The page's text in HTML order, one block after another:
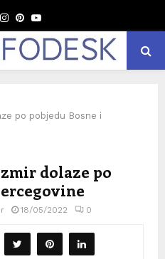
Instagram
Pinterest
Youtube
po pobjedu Bosne i
dolaze po
18/05/2022 0